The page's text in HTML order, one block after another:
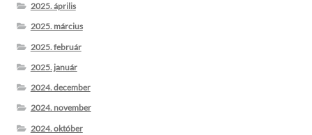
2025. április
2025. március
2025. február
2025. január
2024. december
2024. november
2024. október